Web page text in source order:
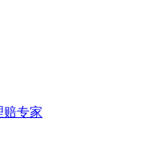
赔专家